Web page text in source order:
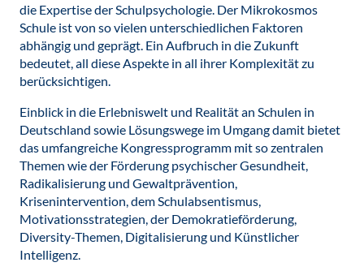
die Expertise der Schulpsychologie. Der Mikrokosmos
Schule ist von so vielen unterschiedlichen Faktoren
abhängig und geprägt. Ein Aufbruch in die Zukunft
bedeutet, all diese Aspekte in all ihrer Komplexität zu
berücksichtigen.
Einblick in die Erlebniswelt und Realität an Schulen in
Deutschland sowie Lösungswege im Umgang damit bietet
das umfangreiche Kongressprogramm mit so zentralen
Themen wie der Förderung psychischer Gesundheit,
Radikalisierung und Gewaltprävention,
Krisenintervention, dem Schulabsentismus,
Motivationsstrategien, der Demokratieförderung,
Diversity-Themen, Digitalisierung und Künstlicher
Intelligenz.